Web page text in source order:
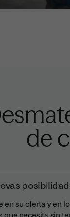
de
en su oferta y en
que necesita sin